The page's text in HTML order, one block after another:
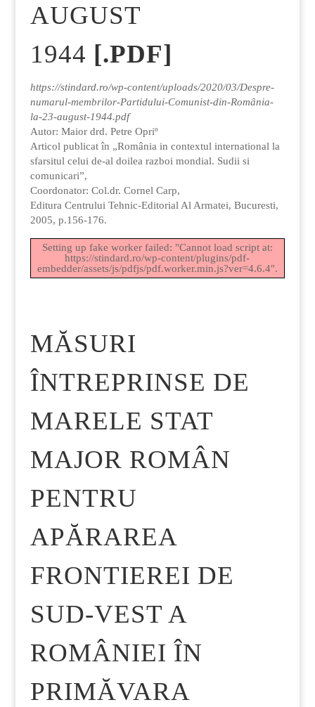
AUGUST
1944 [.PDF]
https://stindard.ro/wp-content/uploads/2020/03/Despre-
numarul-membrilor-Partidului-Comunist-din-România-
la-23-august-1944.pdf
Autor: Maior drd. Petre Opriº
Articol publicat în „România in contextul international la
sfarsitul celui de-al doilea razboi mondial. Sudii si
comunicari”,
Coordonator: Col.dr. Cornel Carp,
Editura Centrului Tehnic-Editorial Al Armatei, Bucuresti,
2005, p.156-176.
Setting up fake worker failed: "Cannot load script at:
https://stindard.ro/wp-content/plugins/pdf-
embedder/assets/js/pdfjs/pdf.worker.min.js?ver=4.6.4".
MĂSURI
ÎNTREPRINSE DE
MARELE STAT
MAJOR ROMÂN
PENTRU
APĂRAREA
FRONTIEREI DE
SUD-VEST A
ROMÂNIEI ÎN
PRIMĂVARA